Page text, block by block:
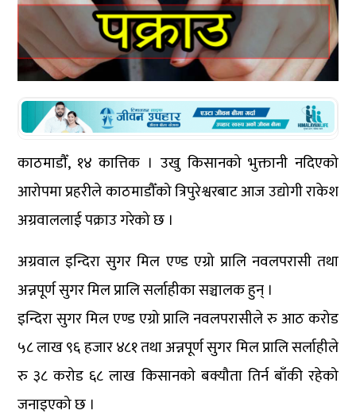
काठमाडौँ, १४ कात्तिक । उखु किसानको भुक्तानी नदिएको
आरोपमा प्रहरीले काठमाडौँको त्रिपुरेश्वरबाट आज उद्योगी राकेश
अग्रवाललाई पक्राउ गरेको छ ।
अग्रवाल इन्दिरा सुगर मिल एण्ड एग्रो प्रालि नवलपरासी तथा
अन्नपूर्ण सुगर मिल प्रालि सर्लाहीका सञ्चालक हुन् ।
इन्दिरा सुगर मिल एण्ड एग्रो प्रालि नवलपरासीले रु आठ करोड
५८ लाख ९६ हजार ४८१ तथा अन्नपूर्ण सुगर मिल प्रालि सर्लाहीले
रु ३८ करोड ६८ लाख किसानको बक्यौता तिर्न बाँकी रहेको
जनाइएको छ ।